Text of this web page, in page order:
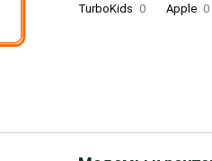
TurboKids 0 Apple 0